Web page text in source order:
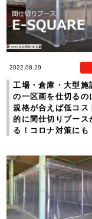
2022.08.29
工場・倉庫・大型施
の一区画を仕切るの
規格が合えば低コス
的に間仕切りブース
る！コロナ対策にも